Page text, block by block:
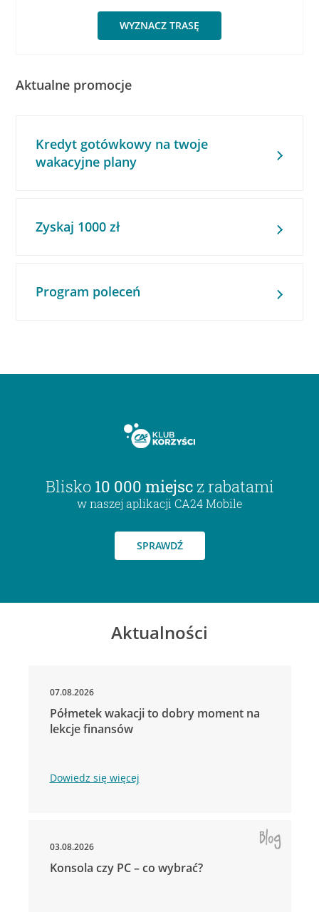
WYZNACZ TRASĘ
Aktualne promocje
Kredyt gotówkowy na twoje
wakacyjne plany
Zyskaj 1000 zł
Program poleceń
Blisko 10 000 miejsc z rabatami
w naszej aplikacji CA24 Mobile
SPRAWDŹ
Aktualności
07.08.2026
Półmetek wakacji to dobry moment na
lekcje finansów
Dowiedz się więcej
03.08.2026
Konsola czy PC – co wybrać?